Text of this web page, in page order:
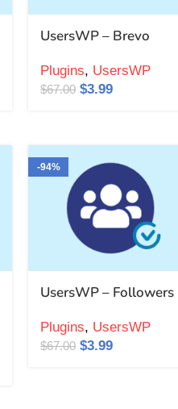
UsersWP – Brevo
Plugins, UsersWP
$67.00 $3.99
-94%
UsersWP – Followers
Plugins, UsersWP
$67.00 $3.99